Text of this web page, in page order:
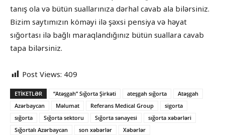
tanış ola və bütün suallarınıza dərhal cavab ala bilərsiniz.
Bizim saytımızın köməyi ilə şəxsi pensiya və həyat
sığortası ilə bağlı maraqlandığınız bütün suallara cavab
tapa bilərsiniz.
Post Views: 409
ETIKETLƏR “Atəşgah” Sığorta Şirkəti ateşgah sığorta
Atəşgah
Azərbaycan
Məlumat Referans Medical Group
sigorta
sığorta
Sığorta sektoru Sığorta sənayesi
sığorta xəbərləri
Sığortalı Azərbaycan
son xəbərlər Xəbərlər